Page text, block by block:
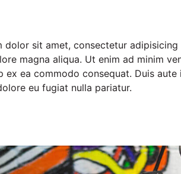
dolor sit amet, consectetur
magna aliqua. Ut enim ad minim
ex ea commodo consequat. Duis
eu fugiat nulla pariatur.